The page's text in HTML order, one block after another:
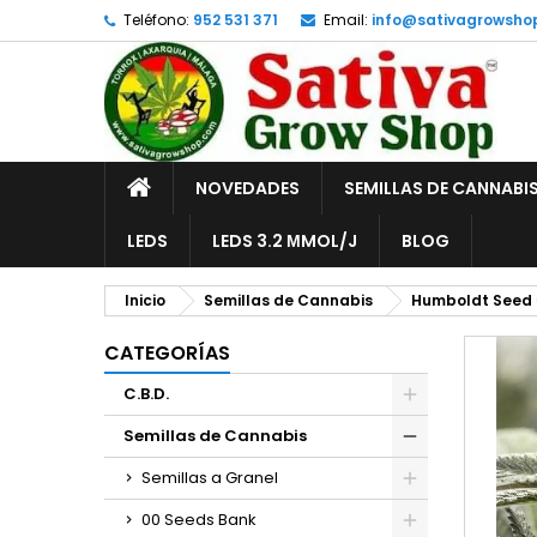
Teléfono: 952 531 371 Email:
INICIONOVEDADES SEMILLAS DE CANNABIS
LEDS LEDS 3.2 ΜMOL/J BLOG
Inicio Semillas de Cannabis Humboldt
CATEGORÍAS
C.B.D.
Semillas de Cannabis
Semillas a Granel
00 Seeds Bank